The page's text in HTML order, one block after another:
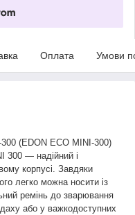
Оплата Умови
(EDON ECO MINI-300)
300 — надійний і
корпусі. Завдяки
легко можна носити із
ремінь до зварювання
або у важкодоступних